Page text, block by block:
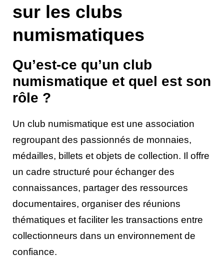
sur les clubs
numismatiques
Qu’est-ce qu’un club
numismatique et quel est son
rôle ?
Un club numismatique est une association
regroupant des passionnés de monnaies,
médailles, billets et objets de collection. Il offre
un cadre structuré pour échanger des
connaissances, partager des ressources
documentaires, organiser des réunions
thématiques et faciliter les transactions entre
collectionneurs dans un environnement de
confiance.